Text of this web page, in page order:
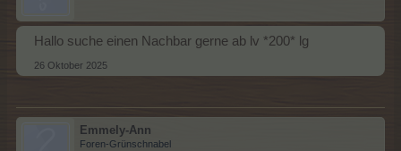
Hallo suche einen Nachbar gerne ab lv *200* lg
26 Oktober 2025
Emmely-Ann
Foren-Grünschnabel